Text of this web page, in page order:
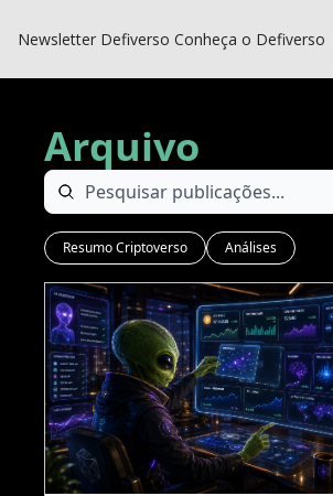
Newsletter Defiverso Conheça o Defiverso
Arquivo
Resumo Criptoverso Análises